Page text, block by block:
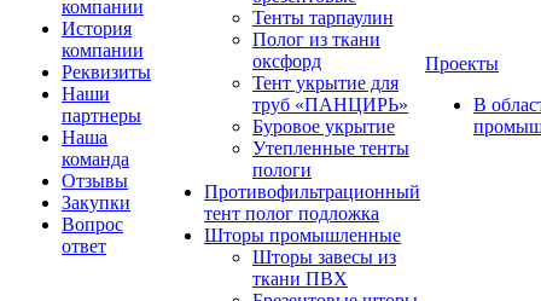
компании
История
компании
Реквизиты
Наши
партнеры
Наша
команда
Отзывы
Закупки
Вопрос
ответ
Тенты тарпаулин
Полог из ткани
оксфорд
Тент укрытие для
труб «ПАНЦИРЬ»
Буровое укрытие
Утепленные тенты
пологи
Противофильтрационный
тент полог подложка
Шторы промышленные
Шторы завесы из
ткани ПВХ
Проекты
В